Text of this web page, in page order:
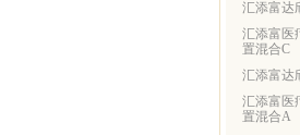
汇添富达
汇添富医
置混合C
汇添富达
汇添富医
置混合A